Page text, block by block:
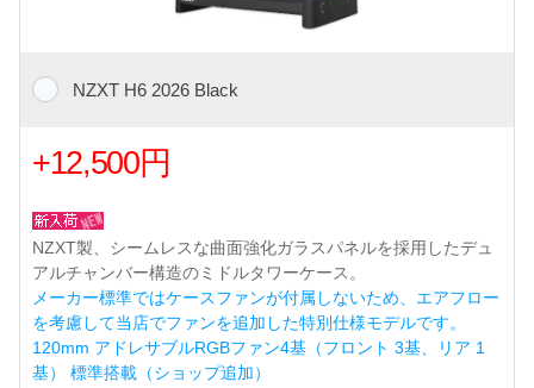
NZXT H6 2026 Black
+12,500円
NZXT製、シームレスな曲面強化ガラスパネルを採用したデュ
アルチャンバー構造のミドルタワーケース。
メーカー標準ではケースファンが付属しないため、エアフロー
を考慮して当店でファンを追加した特別仕様モデルです。
120mm アドレサブルRGBファン4基（フロント 3基、リア 1
基） 標準搭載（ショップ追加）